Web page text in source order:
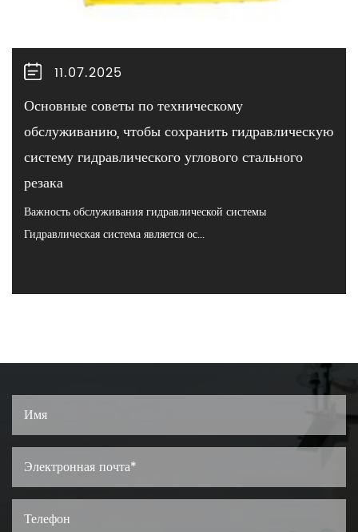
11.07.2025
Основные советы по техническому
обслуживанию, чтобы сохранить гидравлическую
систему гидравлического углового стального
резака
Важность обслуживания гидравлической системы
Гидравлическая система является ос...